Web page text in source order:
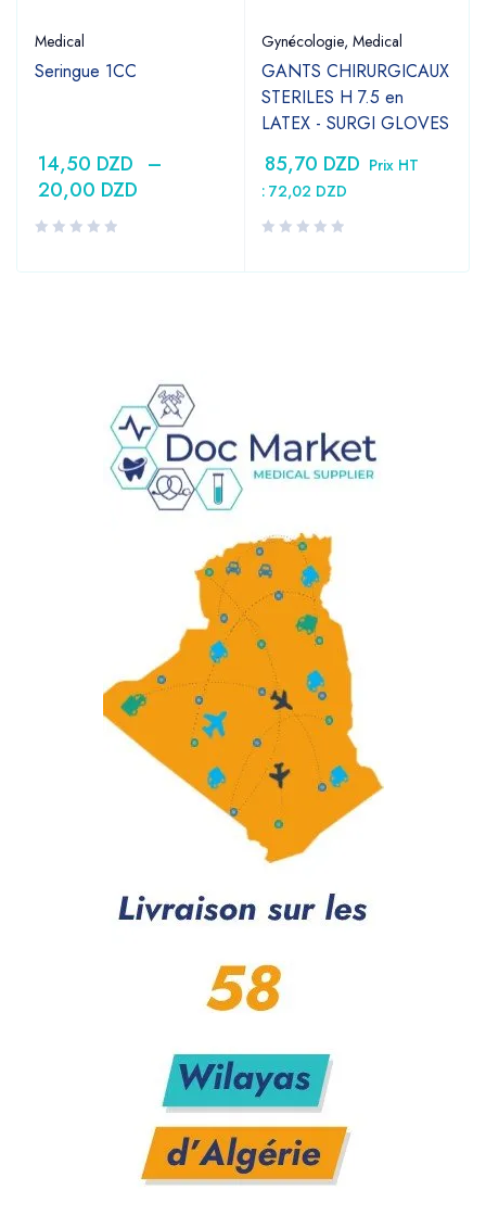
Medical
Seringue 1CC
14,50 DZD –
20,00 DZD
Gynécologie, Medical
GANTS CHIRURGICAUX
STERILES H 7.5 en
LATEX - SURGI GLOVES
85,70 DZD Prix HT
: 72,02 DZD